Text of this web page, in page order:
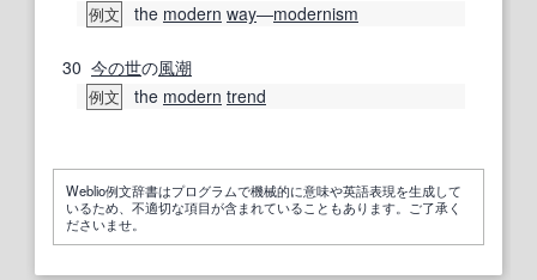
例文 the modern way―modernism
30 今の世の風潮
例文 the modern trend
Weblio例文辞書はプログラムで機械的に意味や英語表現を生成して
いるため、不適切な項目が含まれていることもあります。ご了承く
ださいませ。